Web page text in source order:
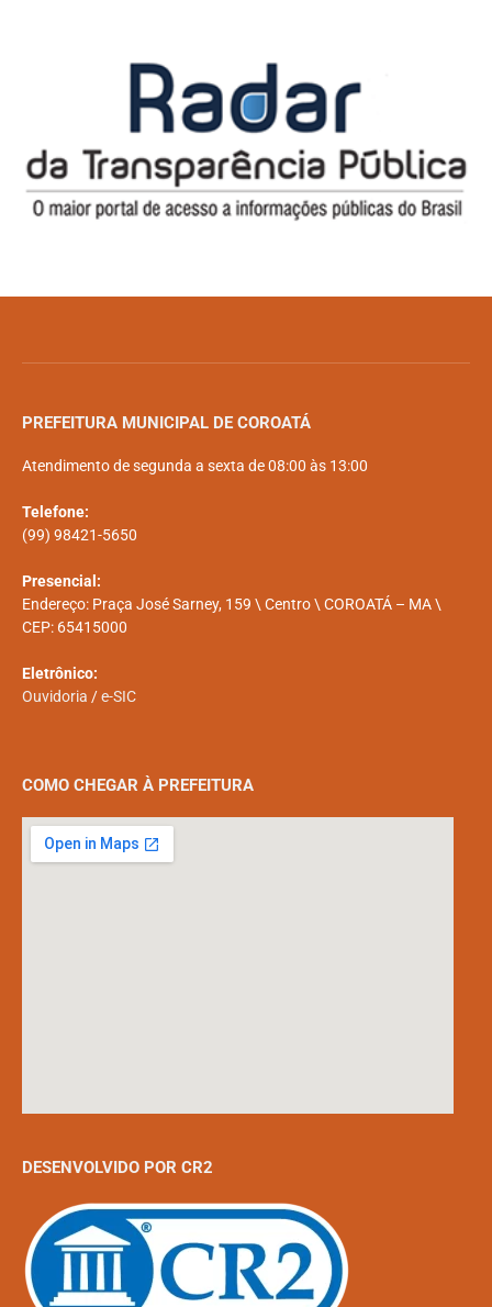
PREFEITURA MUNICIPAL DE COROATÁ
Atendimento de segunda a sexta de 08:00 às 13:00
Telefone:
(99) 98421-5650
Presencial:
Endereço: Praça José Sarney, 159 \ Centro \ COROATÁ – MA \
CEP: 65415000
Eletrônico:
Ouvidoria /e-SIC
COMO CHEGAR À PREFEITURA
DESENVOLVIDO POR CR2